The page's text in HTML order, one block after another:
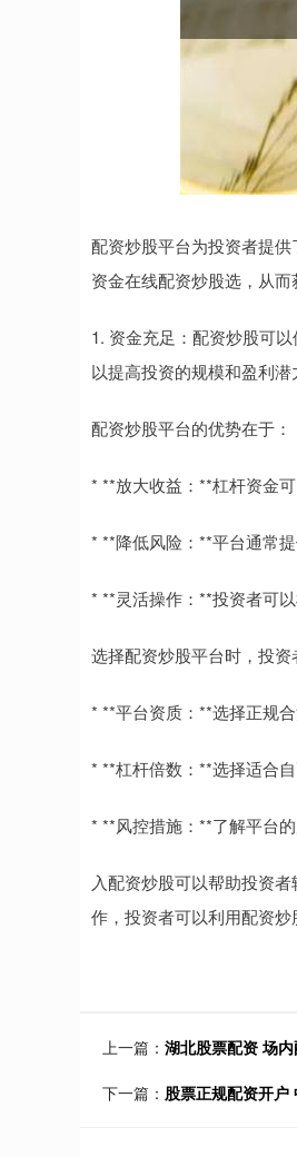
配资炒股平台为投资者提
资金在线配资炒股选，从而
1. 资金充足：配资炒股可
以提高投资的规模和盈利潜
配资炒股平台的优势在于：
* **放大收益：**杠杆资金
* **降低风险：**平台通常
* **灵活操作：**投资者可
选择配资炒股平台时，投资
* **平台资质：**选择正规
* **杠杆倍数：**选择适合
* **风控措施：**了解平台
入配资炒股可以帮助投资
作，投资者可以利用配资炒
上一篇： 湖北股票配资 场
下一篇： 股票正规配资开户